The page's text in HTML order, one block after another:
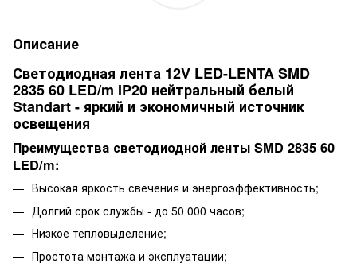
Описание
Светодиодная лента 12V LED-LENTA SMD
2835 60 LED/m IP20 нейтральный белый
Standart - яркий и экономичный источник
освещения
Преимущества светодиодной ленты SMD 2835 60
LED/m:
Высокая яркость свечения и энергоэффективность;
Долгий срок службы - до 50 000 часов;
Низкое тепловыделение;
Простота монтажа и эксплуатации;